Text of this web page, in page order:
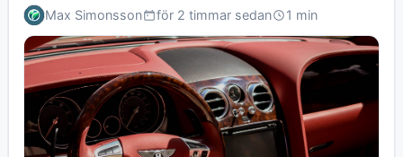
Max Simonsson för 2 timmar sedan 1 min